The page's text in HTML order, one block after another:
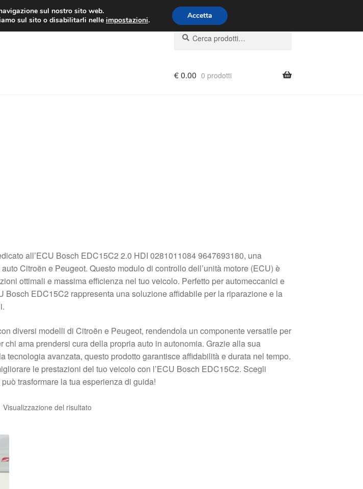
Lun-Ven 9:00 - 16:00 800 580 290
Cerca:
Cerca
€0.00 0 prodotti
all’ECU Bosch EDC15C2 2.0 HDI 0281011084 9647693180, una
Citroën e Peugeot. Questo modulo di controllo dell’unità motore (ECU) è
ottimali e massima efficienza nel tuo veicolo. Perfetto per automeccanici e
Bosch EDC15C2 rappresenta una soluzione affidabile per la riparazione e la
diversi modelli di Citroën e Peugeot, rendendola un componente versatile per
chi ama prendersi cura della propria auto in autonomia. Grazie alla sua
tecnologia avanzata, questo prodotto garantisce affidabilità e durata nel tempo.
le prestazioni del tuo veicolo con l’ECU Bosch EDC15C2. Scegli
trasformare la tua esperienza di guida!
Visualizzazione del risultato
sul nostro sito web.
sul sito o disabilitarli nelle impostazioni. Accetta